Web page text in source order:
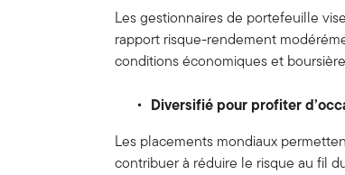
Les gestionnaires de portefeuille
rapport risque-rendement
conditions économiques et
Diversifié pour profiter
Les placements mondiaux
contribuer à réduire le risque au fil